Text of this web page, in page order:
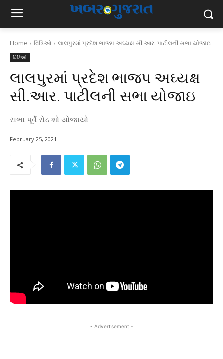
Home વિડિઓ લાલપુરમાં પ્રદેશ ભાજપ અઘ્યક્ષ સી.આર. પાટીલની સભા યોજાઇ
વિડિઓ
લાલપુરમાં પ્રદેશ ભાજપ અઘ્યક્ષ
સી.આર. પાટીલની સભા યોજાઇ
સભા પૂર્વે રોડ શો યોજાયો
February 25, 2021
- Advertisement -